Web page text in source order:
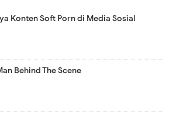
Konten Soft Porn di Media Sosial
Behind The Scene